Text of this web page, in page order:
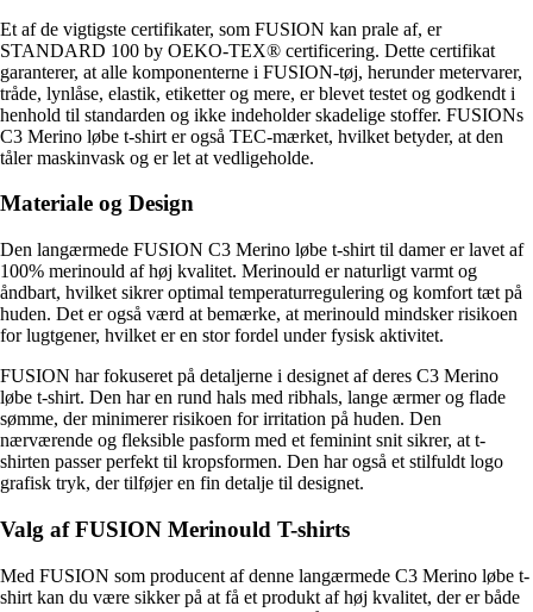
Et af de vigtigste certifikater, som FUSION kan prale af, er
STANDARD 100 by OEKO-TEX® certificering. Dette certifikat
garanterer, at alle komponenterne i FUSION-tøj, herunder metervarer,
tråde, lynlåse, elastik, etiketter og mere, er blevet testet og godkendt i
henhold til standarden og ikke indeholder skadelige stoffer. FUSIONs
C3 Merino løbe t-shirt er også TEC-mærket, hvilket betyder, at den
tåler maskinvask og er let at vedligeholde.
Materiale og Design
Den langærmede FUSION C3 Merino løbe t-shirt til damer er lavet af
100% merinould af høj kvalitet. Merinould er naturligt varmt og
åndbart, hvilket sikrer optimal temperaturregulering og komfort tæt på
huden. Det er også værd at bemærke, at merinould mindsker risikoen
for lugtgener, hvilket er en stor fordel under fysisk aktivitet.
FUSION har fokuseret på detaljerne i designet af deres C3 Merino
løbe t-shirt. Den har en rund hals med ribhals, lange ærmer og flade
sømme, der minimerer risikoen for irritation på huden. Den
nærværende og fleksible pasform med et feminint snit sikrer, at t-
shirten passer perfekt til kropsformen. Den har også et stilfuldt logo
grafisk tryk, der tilføjer en fin detalje til designet.
Valg af FUSION Merinould T-shirts
Med FUSION som producent af denne langærmede C3 Merino løbe t-
shirt kan du være sikker på at få et produkt af høj kvalitet, der er både